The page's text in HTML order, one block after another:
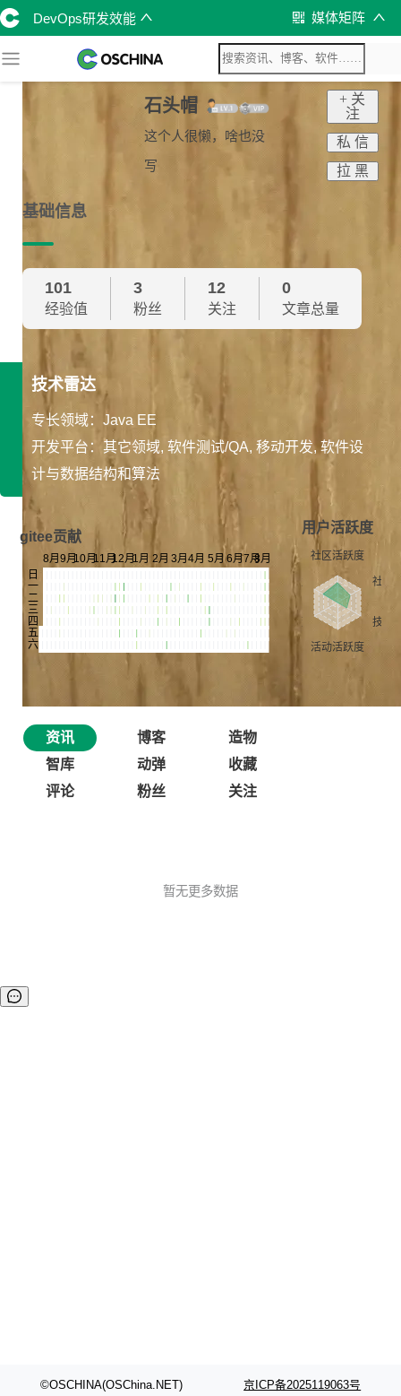
DevOps研发效能 媒体矩阵
石头帽
这个人很懒，啥也没
写
+ 关
注
私 信
拉 黑
基础信息
101
经验值
3
粉丝
12
关注
0
文章总量
技术雷达
专长领域：Java EE
开发平台：其它领域, 软件测试/QA, 移动开发, 软件设
计与数据结构和算法
gitee贡献
用户活跃度
资讯 博客
造物
智库
动弹
收藏
评论
粉丝 关注
暂无更多数据
©OSCHINA(OSChina.NET) 京ICP备2025119063号